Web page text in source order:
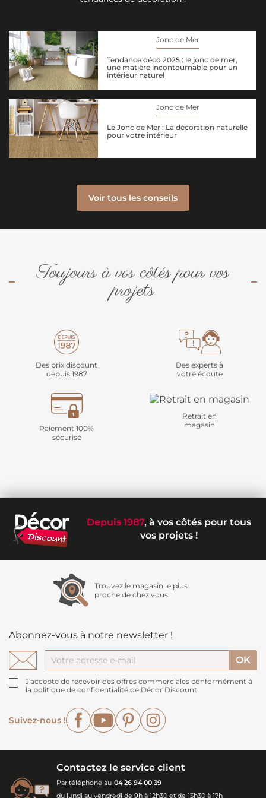
Jonc de Mer
Tendance déco 2025 : le jonc de mer,
une matière incontournable pour un
intérieur naturel
Jonc de Mer
Le Jonc de Mer : La décoration naturelle
pour votre intérieur
Voir tous les conseils
Toujours à vos côtés pour vos
projets
Des prix discount
depuis 1987
Des experts à
votre écoute
Paiement 100%
sécurisé
Retrait en
magasin
Depuis 1987, à vos côtés pour tous
vos projets !
Trouvez le magasin le plus
proche de chez vous
Abonnez-vous à notre newsletter !
J'accepte de recevoir des offres commerciales conformément à
la politique de confidentialité de Décor Discount
Suivez-nous !
FacebookYouTubePinterest
Contactez le service client
Par téléphone au 04 26 94 00 39
du lundi au vendredi de 9h à 12h30 et de 13h30 à 17h